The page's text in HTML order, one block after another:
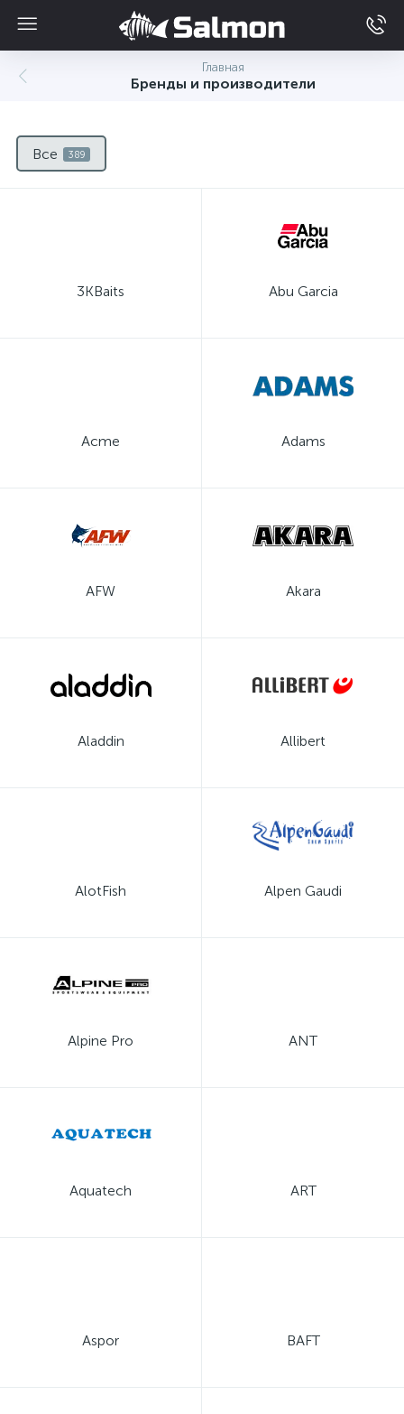
Главная
Бренды и производители
Все 389
3KBaits Abu Garcia
Acme Adams
AFW Akara
Aladdin Allibert
AlotFish Alpen Gaudi
Alpine Pro ANT
Aquatech ART
Aspor BAFT